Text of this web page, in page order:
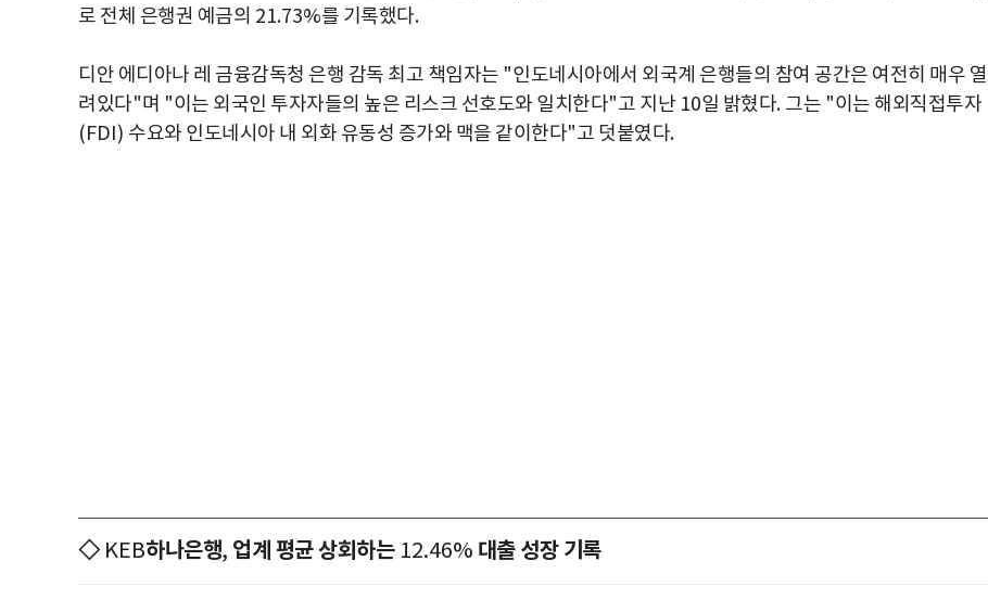
로 전체 은행권 예금의 21.73%를 기록했다.
디안 에디아나 레 금융감독청 은행 감독 최고 책임자는 "인도네시아에서 외국계 은행들의 참여 공간은 여전히 매우 열
려있다"며 "이는 외국인 투자자들의 높은 리스크 선호도와 일치한다"고 지난 10일 밝혔다. 그는 "이는 해외직접투자
(FDI) 수요와 인도네시아 내 외화 유동성 증가와 맥을 같이한다"고 덧붙였다.
◇ KEB하나은행, 업계 평균 상회하는 12.46% 대출 성장 기록